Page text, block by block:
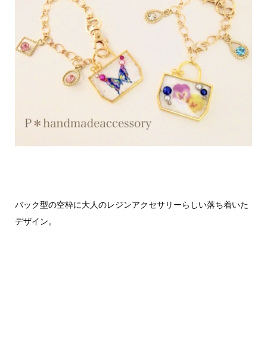
バック型の空枠に大人のレジンアクセサリーらしい落ち着いた
デザイン。